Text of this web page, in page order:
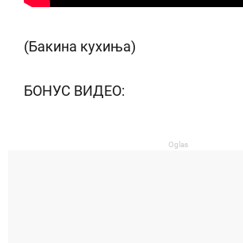
(Бакина кухиња)
БОНУС ВИДЕО:
Oglas